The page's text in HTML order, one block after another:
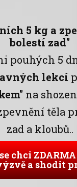
5 kg a
bolestí zad"
pouhých 5
lekcí
na
těla
zad a kloubů..
chci
a shodit